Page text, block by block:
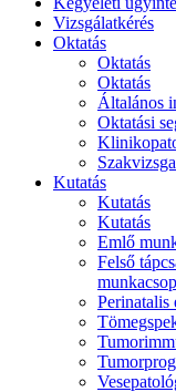
Vizsgálatkérés
Oktatás
Oktatás
Oktatás
Általános
Oktatási
Kutatás
Kutatás
Kutatás
Emlő
Felső
Perinatalis